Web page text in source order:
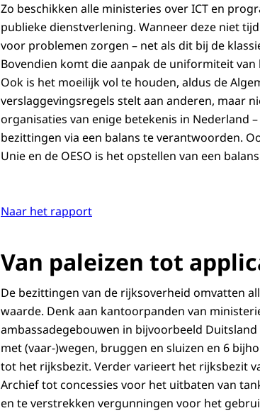
Zo beschikken alle ministeries over ICT en
publieke dienstverlening. Wanneer deze niet
voor problemen zorgen – net als dit bij de
Bovendien komt die aanpak de uniformiteit
Ook is het moeilijk vol te houden, aldus de
verslaggevingsregels stelt aan anderen, maar
organisaties van enige betekenis in Nederland
bezittingen via een balans te verantwoorden.
Unie en de OESO is het opstellen van een
Naar het rapport
Van paleizen tot
De bezittingen van de rijksoverheid omvatten
waarde. Denk aan kantoorpanden van
ambassadegebouwen in bijvoorbeeld
met (vaar-)wegen, bruggen en sluizen en 6
tot het rijksbezit. Verder varieert het rijksbezit
Archief tot concessies voor het uitbaten van
en te verstrekken vergunningen voor het